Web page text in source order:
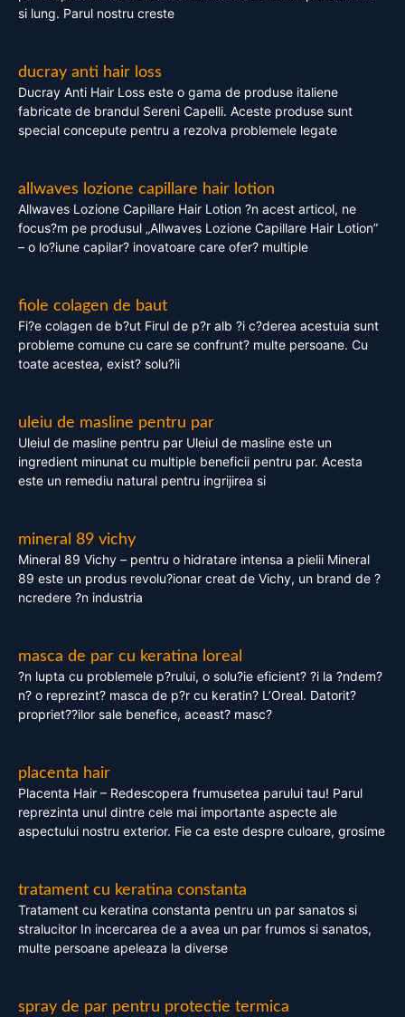
si lung. Parul nostru creste
ducray anti hair loss
Ducray Anti Hair Loss este o gama de produse italiene
fabricate de brandul Sereni Capelli. Aceste produse sunt
special concepute pentru a rezolva problemele legate
allwaves lozione capillare hair lotion
Allwaves Lozione Capillare Hair Lotion ?n acest articol, ne
focus?m pe produsul „Allwaves Lozione Capillare Hair Lotion”
– o lo?iune capilar? inovatoare care ofer? multiple
fiole colagen de baut
Fi?e colagen de b?ut Firul de p?r alb ?i c?derea acestuia sunt
probleme comune cu care se confrunt? multe persoane. Cu
toate acestea, exist? solu?ii
uleiu de masline pentru par
Uleiul de masline pentru par Uleiul de masline este un
ingredient minunat cu multiple beneficii pentru par. Acesta
este un remediu natural pentru ingrijirea si
mineral 89 vichy
Mineral 89 Vichy – pentru o hidratare intensa a pielii Mineral
89 este un produs revolu?ionar creat de Vichy, un brand de ?
ncredere ?n industria
masca de par cu keratina loreal
?n lupta cu problemele p?rului, o solu?ie eficient? ?i la ?ndem?
n? o reprezint? masca de p?r cu keratin? L’Oreal. Datorit?
propriet??ilor sale benefice, aceast? masc?
placenta hair
Placenta Hair – Redescopera frumusetea parului tau! Parul
reprezinta unul dintre cele mai importante aspecte ale
aspectului nostru exterior. Fie ca este despre culoare, grosime
tratament cu keratina constanta
Tratament cu keratina constanta pentru un par sanatos si
stralucitor In incercarea de a avea un par frumos si sanatos,
multe persoane apeleaza la diverse
spray de par pentru protectie termica